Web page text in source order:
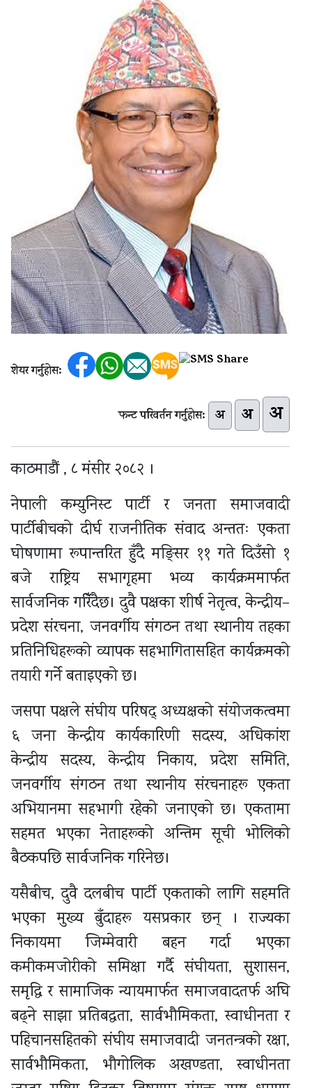
शेयर गर्नुहोस:
फन्ट परिवर्तन गर्नुहोस: अ अ अ
काठमाडौं , ८ मंसीर २०८२ ।
नेपाली कम्युनिस्ट पार्टी र जनता समाजवादी
पार्टीबीचको दीर्घ राजनीतिक संवाद अन्ततः एकता
घोषणामा रूपान्तरित हुँदै मङ्सिर ११ गते दिउँसो १
बजे राष्ट्रिय सभागृहमा भव्य कार्यक्रममार्फत
सार्वजनिक गरिँदैछ। दुवै पक्षका शीर्ष नेतृत्व, केन्द्रीय–
प्रदेश संरचना, जनवर्गीय संगठन तथा स्थानीय तहका
प्रतिनिधिहरूको व्यापक सहभागितासहित कार्यक्रमको
तयारी गर्ने बताइएको छ।
जसपा पक्षले संघीय परिषद् अध्यक्षको संयोजकत्वमा
६ जना केन्द्रीय कार्यकारिणी सदस्य, अधिकांश
केन्द्रीय सदस्य, केन्द्रीय निकाय, प्रदेश समिति,
जनवर्गीय संगठन तथा स्थानीय संरचनाहरू एकता
अभियानमा सहभागी रहेको जनाएको छ। एकतामा
सहमत भएका नेताहरूको अन्तिम सूची भोलिको
बैठकपछि सार्वजनिक गरिनेछ।
यसैबीच, दुवै दलबीच पार्टी एकताको लागि सहमति
भएका मुख्य बुँदाहरू यसप्रकार छन् । राज्यका
निकायमा जिम्मेवारी बहन गर्दा भएका
कमीकमजोरीको समिक्षा गर्दै संघीयता, सुशासन,
समृद्धि र सामाजिक न्यायमार्फत समाजवादतर्फ अघि
बढ्ने साझा प्रतिबद्धता, सार्वभौमिकता, स्वाधीनता र
पहिचानसहितको संघीय समाजवादी जनतन्त्रको रक्षा,
सार्वभौमिकता, भौगोलिक अखण्डता, स्वाधीनता